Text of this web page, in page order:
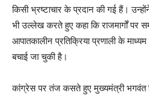
किसी भ्रष्टाचार के प्रदान की गई हैं।
भी उल्लेख करते हुए कहा कि राजमार्गों पर
आपातकालीन प्रतिक्रिया प्रणाली के
बचाई जा चुकी है।
कांग्रेस पर तंज कसते हुए मुख्यमंत्री भगवंत